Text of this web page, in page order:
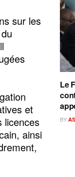
sur les
et
licences
ainsi
Le
BY